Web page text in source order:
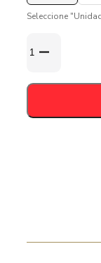
Seleccione
de
Bernardus
12